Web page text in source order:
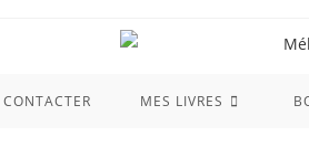
MES LIVRES